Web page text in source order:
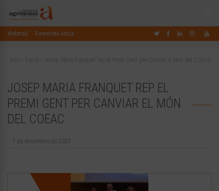
Webmail Finestreta única
Inici Àgora Josep Maria Franquet rep el Premi Gent per Canviar el Món del COEAC
JOSEP MARIA FRANQUET REP EL
PREMI GENT PER CANVIAR EL MÓN
DEL COEAC
1 de desembre de 2025